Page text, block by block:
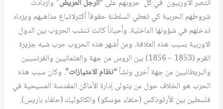
انتصر الاوربيون في كل حروبهم على “الرجل المريض” وازدادت
شروطهم الحربية كي تعطي السلطنة حقوقاً أكثرلاتباع مذاهبهم ويزداد
تدخلهم في شؤونها الداخلية. وأحياناً كانت تنشب الحروب بين الدول
الاوربية بسبب هذه العلاقة. ومن أشهر هذه الحروب حرب شبه جزيرة
القرم (1853 – 1856) بين الروس من جهة والعثمانيين والفرنسيين
والبريطانيين من جهة أخرى ونشأ“نظام الامتيازات”. وكان سبب هذه
الحرب هو الخلاف حول من يتولى إدارة الأماكن المقدسة المسيحية في
فلسطين بين الأرثوذكس (حلفاء موسكو) والكاثوليك (حلفاء باريس).